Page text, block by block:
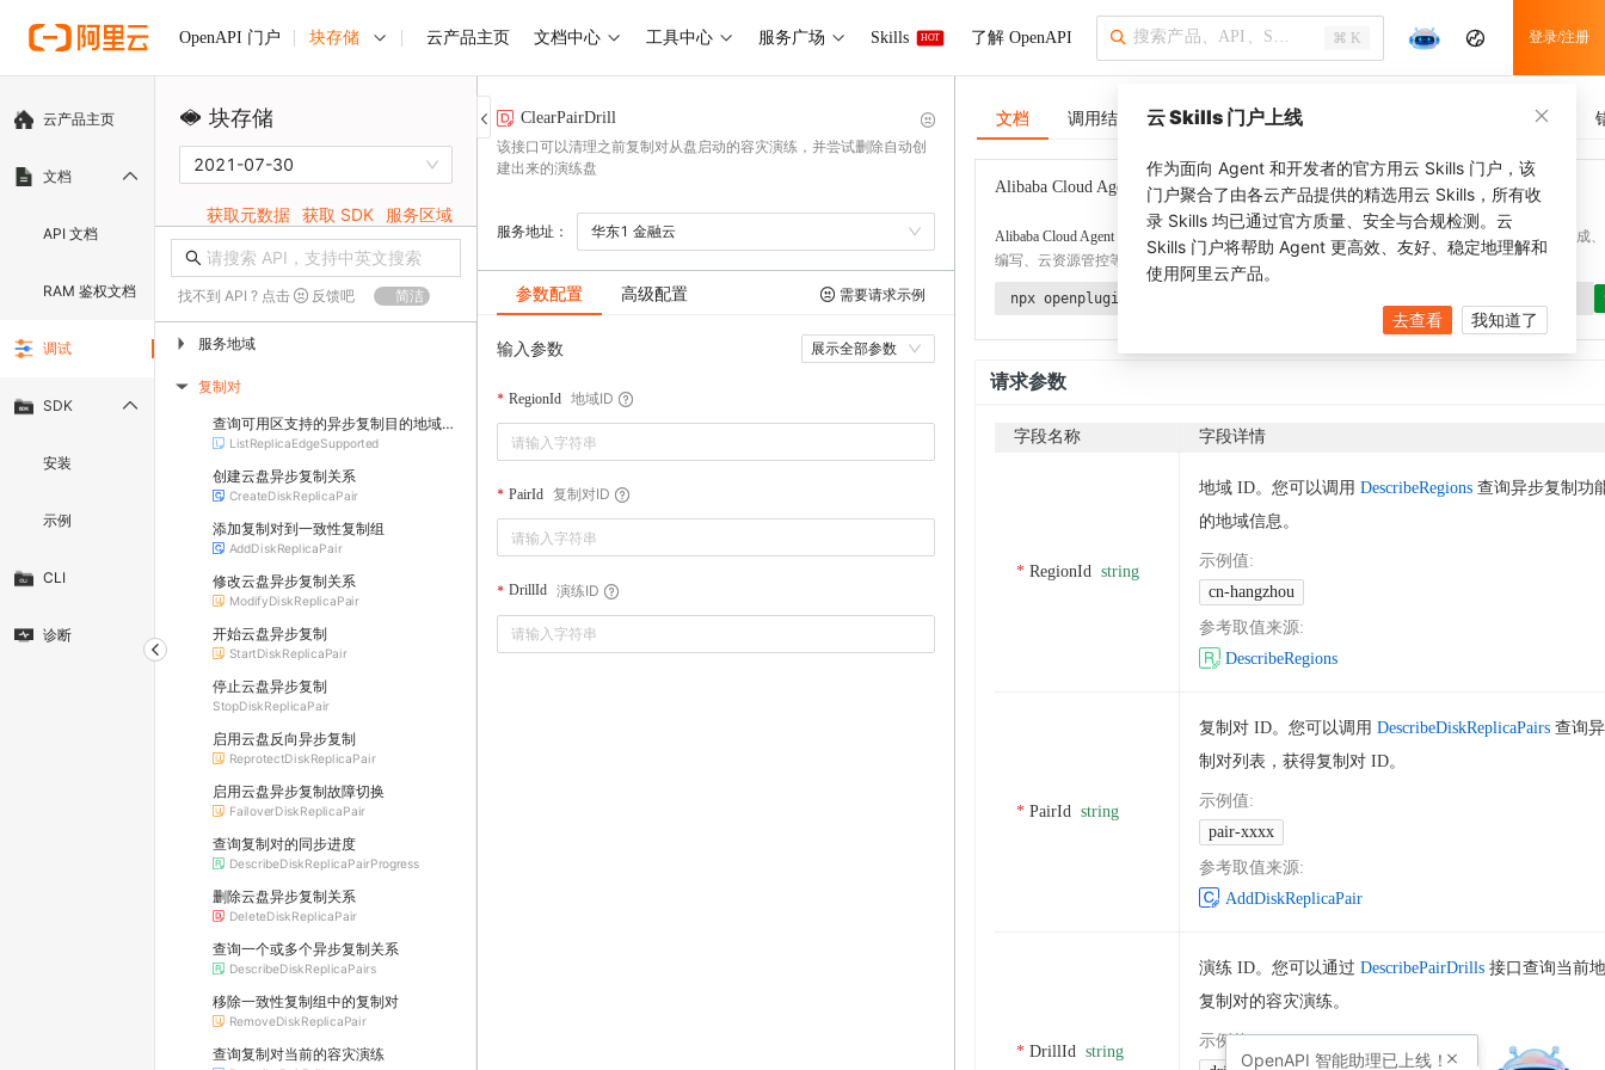
OpenAPI 门户 块存储 云产品主页 文档中心 工具中心 服务广场 Skills HOT 了解 OpenAPI ⌘ K 登录/注册
云产品主页
文档
API 文档
RAM 鉴权文档
调试
SDK
安装
示例
CLI
诊断
块存储
2021-07-30
获取元数据 获取 SDK 服务区域
找不到 API ? 点击 反馈吧 简洁
▶ 服务地域
▶ 复制对
查询可用区支持的异步复制目的地域和可用区
ListReplicaEdgeSupported
创建云盘异步复制关系
CreateDiskReplicaPair
添加复制对到一致性复制组
AddDiskReplicaPair
修改云盘异步复制关系
ModifyDiskReplicaPair
开始云盘异步复制
StartDiskReplicaPair
停止云盘异步复制
StopDiskReplicaPair
启用云盘反向异步复制
ReprotectDiskReplicaPair
启用云盘异步复制故障切换
FailoverDiskReplicaPair
查询复制对的同步进度
DescribeDiskReplicaPairProgress
删除云盘异步复制关系
DeleteDiskReplicaPair
查询一个或多个异步复制关系
DescribeDiskReplicaPairs
移除一致性复制组中的复制对
RemoveDiskReplicaPair
查询复制对当前的容灾演练
ClearPairDrill
该接口可以清理之前复制对从盘启动的容灾演练，并尝试删除自动创
建出来的演练盘
服务地址： 华东1 金融云
参数配置 高级配置 需要请求示例
输入参数 展示全部参数
RegionId 地域ID
PairId 复制对ID
DrillId 演练ID
文档 调用结果 SDK 示例 CLI 示例 调用历史
Alibaba Cloud Agent Toolkit 了解更多
Alibaba Cloud Agent Toolkit
提供 Agent 插件、技能、MCP 配置和验证工具，涵盖 SDK 代码生成、
编写、云资源管控等能力。通过 alibabacloud-agent-toolkit-install 技能可快速完成本地配置。
npx openplugin aliyun/alibabacloud-agent-toolkit
请求参数
字段名称 字段详情
RegionId string
地域 ID。您可以调用 DescribeRegions 查询异步复制功
的地域信息。
示例值:
cn-hangzhou
参考取值来源:
DescribeRegions
PairId string
复制对 ID。您可以调用 DescribeDiskReplicaPairs 查询
制对列表，获得复制对 ID。
示例值:
pair-xxxx
参考取值来源:
AddDiskReplicaPair
DrillId string
演练 ID。您可以通过 DescribePairDrills 接口查询当前
复制对的容灾演练。
示例值:
云 Skills 门户上线
作为面向 Agent 和开发者的官方用云 Skills 门户，该
门户聚合了由各云产品提供的精选用云 Skills，所有收
录 Skills 均已通过官方质量、安全与合规检测。云
Skills 门户将帮助 Agent 更高效、友好、稳定地理解和
使用阿里云产品。
去查看 我知道了
OpenAPI 智能助理已上线！